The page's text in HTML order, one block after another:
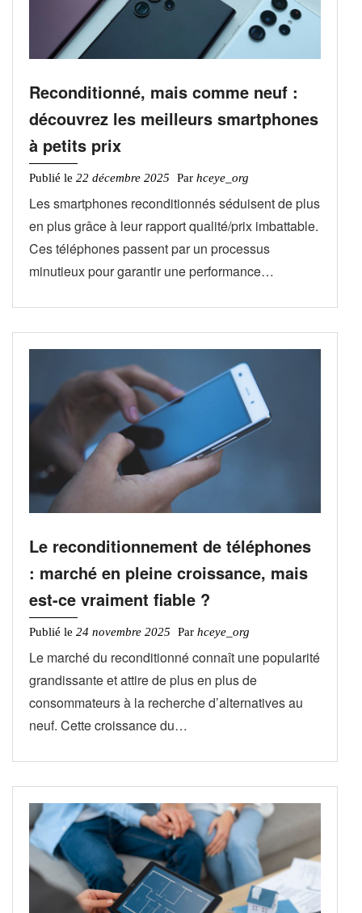
Reconditionné, mais comme neuf :
découvrez les meilleurs smartphones
à petits prix
Publié le 22 décembre 2025 Par hceye_org
Les smartphones reconditionnés séduisent de plus
en plus grâce à leur rapport qualité/prix imbattable.
Ces téléphones passent par un processus
minutieux pour garantir une performance…
Le reconditionnement de téléphones
: marché en pleine croissance, mais
est-ce vraiment fiable ?
Publié le 24 novembre 2025 Par hceye_org
Le marché du reconditionné connaît une popularité
grandissante et attire de plus en plus de
consommateurs à la recherche d’alternatives au
neuf. Cette croissance du…